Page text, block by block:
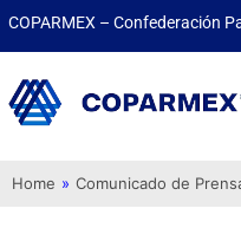
COPARMEX – Confederación
Home » Comunicado de